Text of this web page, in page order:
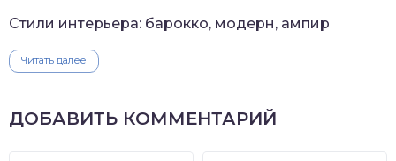
Стили интерьера: барокко, модерн, ампир
Читать далее
ДОБАВИТЬ КОММЕНТАРИЙ